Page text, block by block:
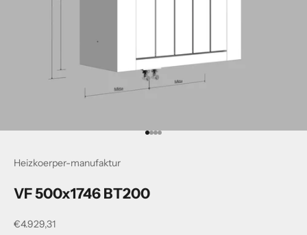
Gehe zu Element 1
Gehe zu Element 2
Gehe zu Element 3
Gehe zu Element 4
Heizkoerper-manufaktur
VF 500x1746 BT200
Angebot
€4.929,31